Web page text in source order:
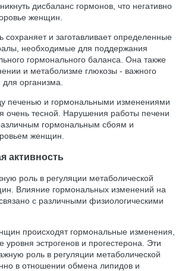
дисбаланс гормонов, что негативно
женщин.
сохраняет и заготавливает определенные
необходимые для поддержания
гормонального баланса. Она также
и метаболизме глюкозы - важного
для организма.
печенью и гормональными изменениями
очень тесной. Нарушения работы печени
гормональным сбоям и
женщин.
активность
роль в регуляции метаболической
Влияние гормональных изменений на
с различными физиологическими
происходят гормональные изменения,
уровня эстрогенов и прогестерона. Эти
роль в регуляции метаболической
в отношении обмена липидов и